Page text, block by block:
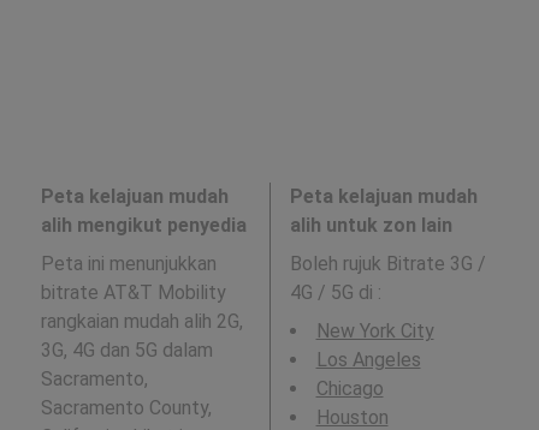
Peta kelajuan mudah
alih mengikut penyedia
Peta ini menunjukkan
bitrate AT&T Mobility
rangkaian mudah alih 2G,
3G, 4G dan 5G dalam
Sacramento,
Sacramento County,
Peta kelajuan mudah
alih untuk zon lain
Boleh rujuk Bitrate 3G /
4G / 5G di :
New York City
Los Angeles
Chicago
Houston